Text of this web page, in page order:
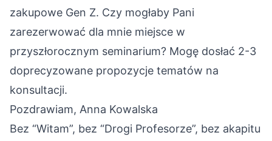
zakupowe Gen Z. Czy mogłaby Pani
zarezerwować dla mnie miejsce w
przyszłorocznym seminarium? Mogę dosłać 2-3
doprecyzowane propozycje tematów na
konsultacji.
Pozdrawiam, Anna Kowalska
Bez “Witam”, bez “Drogi Profesorze”, bez akapitu